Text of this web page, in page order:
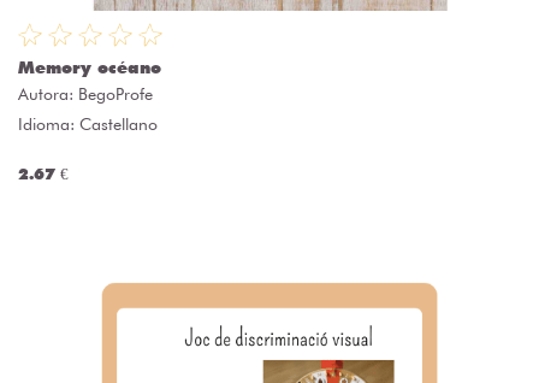
Memory océano
Autora: BegoProfe
Idioma: Castellano
2.67 €